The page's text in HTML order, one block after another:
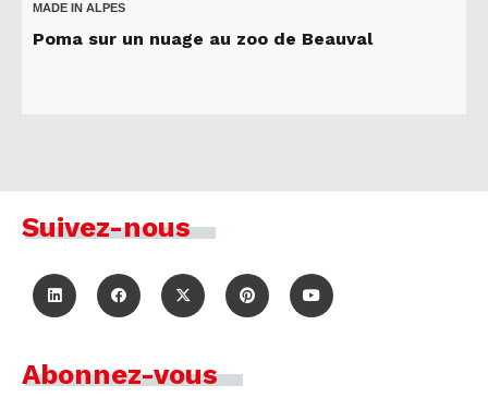
MADE IN ALPES
Poma sur un nuage au zoo de Beauval
Suivez-nous
Abonnez-vous